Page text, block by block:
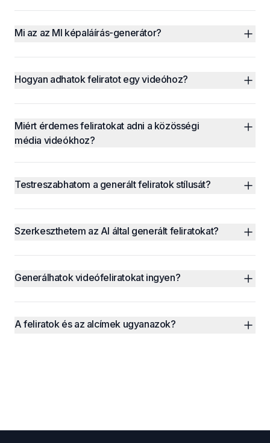
Mi az az MI képaláírás-generátor?
Hogyan adhatok feliratot egy videóhoz?
Miért érdemes feliratokat adni a közösségi
média videókhoz?
Testreszabhatom a generált feliratok stílusát?
Szerkeszthetem az AI által generált feliratokat?
Generálhatok videófeliratokat ingyen?
A feliratok és az alcímek ugyanazok?